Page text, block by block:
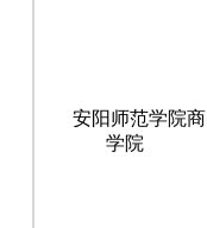
安阳师范学院商
学院